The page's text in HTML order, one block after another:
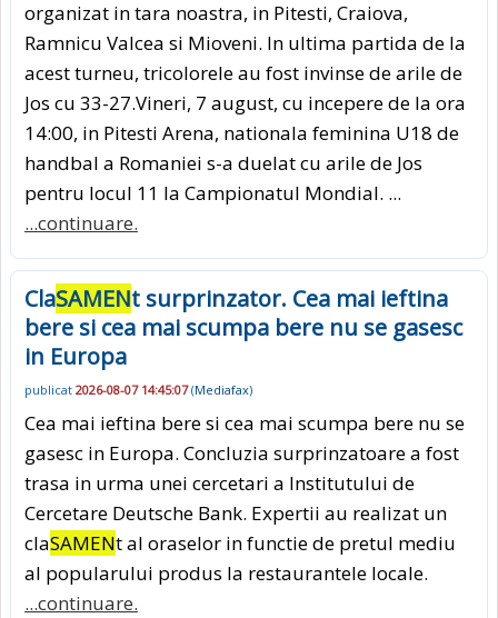
organizat in tara noastra, in Pitesti, Craiova,
Ramnicu Valcea si Mioveni. In ultima partida de la
acest turneu, tricolorele au fost invinse de arile de
Jos cu 33-27.Vineri, 7 august, cu incepere de la ora
14:00, in Pitesti Arena, nationala feminina U18 de
handbal a Romaniei s-a duelat cu arile de Jos
pentru locul 11 la Campionatul Mondial. ...
...continuare.
ClaSAMENt surprinzator. Cea mai ieftina
bere si cea mai scumpa bere nu se gasesc
in Europa
publicat 2026-08-07 14:45:07(Mediafax)
Cea mai ieftina bere si cea mai scumpa bere nu se
gasesc in Europa. Concluzia surprinzatoare a fost
trasa in urma unei cercetari a Institutului de
Cercetare Deutsche Bank. Expertii au realizat un
claSAMENt al oraselor in functie de pretul mediu
al popularului produs la restaurantele locale.
...continuare.